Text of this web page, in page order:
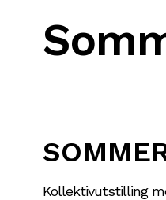
Kollektivutstilling